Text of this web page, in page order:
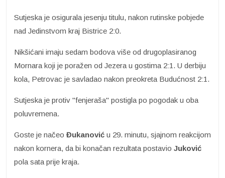
Sutjeska je osigurala jesenju titulu, nakon rutinske pobjede
nad Jedinstvom kraj Bistrice 2:0.
Nikšićani imaju sedam bodova više od drugoplasiranog
Mornara koji je poražen od Jezera u gostima 2:1. U derbiju
kola, Petrovac je savladao nakon preokreta Budućnost 2:1.
Sutjeska je protiv "fenjeraša" postigla po pogodak u oba
poluvremena.
Goste je načeo Đukanović u 29. minutu, sjajnom reakcijom
nakon kornera, da bi konačan rezultata postavio Juković
pola sata prije kraja.